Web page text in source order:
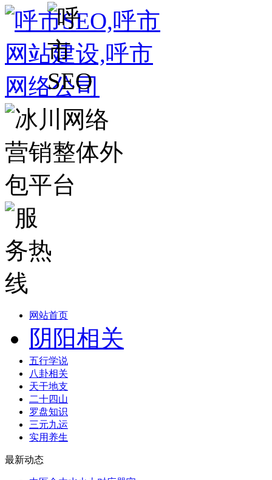
网站首页
阴阳相关
五行学说
八卦相关
天干地支
二十四山
罗盘知识
三元九运
实用养生
最新动态